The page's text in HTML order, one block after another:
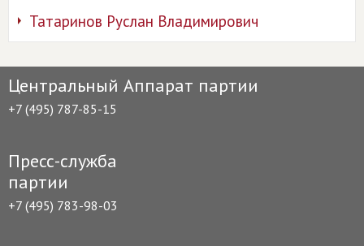
Татаринов Руслан Владимирович
Центральный Аппарат партии
+7 (495) 787-85-15
Пресс-служба
партии
+7 (495) 783-98-03